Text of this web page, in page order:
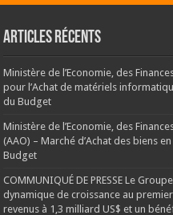
Articles récents
Ministère de l’Economie, des
pour l’Achat de matériels
du Budget
Ministère de l’Economie, des
(AAO) – Marché d’Achat des biens
Budget
COMMUNIQUÉ DE PRESSE Le
dynamique de croissance au
revenus à 1,3 milliard US$ et un